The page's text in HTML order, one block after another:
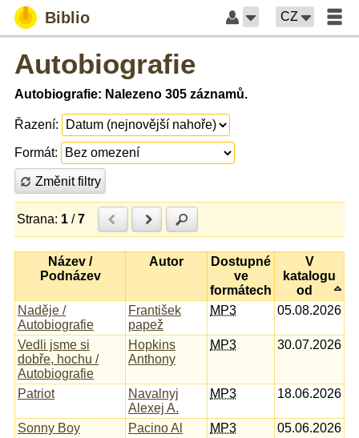
Biblio CZ
Autobiografie
Autobiografie: Nalezeno 305 záznamů.
Řazení:
Formát:
Změnit filtry
Strana: 1 /7 Předchozí
Další
Název /
Podnázev
Autor
Dostupné
ve
formátech
V
katalogu
od
Naděje /
Autobiografie
František
papež
MP3 05.08.2026
Vedli jsme si
dobře, hochu /
Autobiografie
Hopkins
Anthony
MP3 30.07.2026
Patriot
Navalnyj
Alexej A.
MP3 18.06.2026
Sonny Boy Pacino Al MP3
05.06.2026